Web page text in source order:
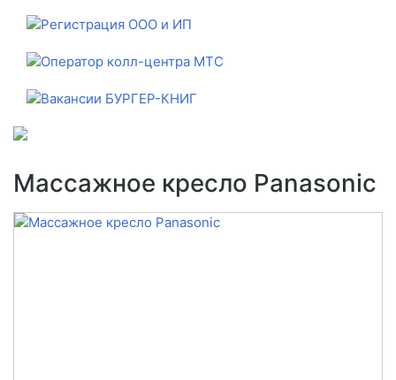
Массажное кресло Panasonic